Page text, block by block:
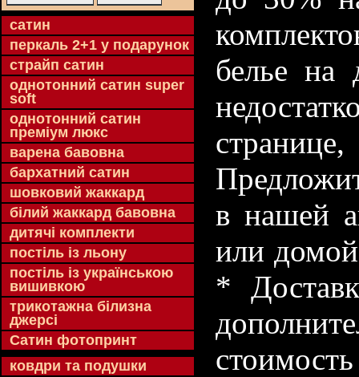
cатин
перкаль 2+1 у подарунок
страйп сатин
однотонний сатин super
soft
однотонний сатин
преміум люкс
варена бавовна
бархатний сатин
шовковий жаккард
білий жаккард бавовна
дитячі комплекти
постіль із льону
постіль із українською
вишивкою
трикотажна білизна
джерсі
Сатин фотопринт
ковдри та подушки
белье на
в нашей
или
*